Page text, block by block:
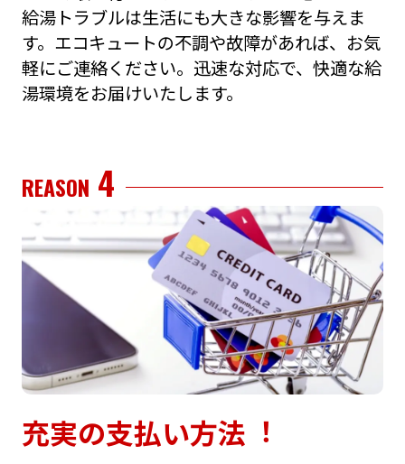
給湯トラブルは⽣活にも⼤きな影響を与えま
す。エコキュートの不調や故障があれば、お気
軽にご連絡ください。迅速な対応で、快適な給
湯環境をお届けいたします。
REASON 4
充実の⽀払い⽅法︕